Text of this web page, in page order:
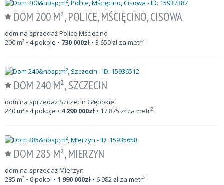
DOM 200 M², POLICE, MŚCIĘCINO, CISOWA
dom na sprzedaż Police Mścięcino
200m² • 4 pokoje • 730 000zł • 3 650 zł za metr2
DOM 240 M², SZCZECIN
dom na sprzedaż Szczecin Głębokie
240m² • 4 pokoje • 4 290 000zł • 17 875 zł za metr2
DOM 285 M², MIERZYN
dom na sprzedaż Mierzyn
285 m² • 6 pokoi • 1 990 000zł • 6 982 zł za metr2